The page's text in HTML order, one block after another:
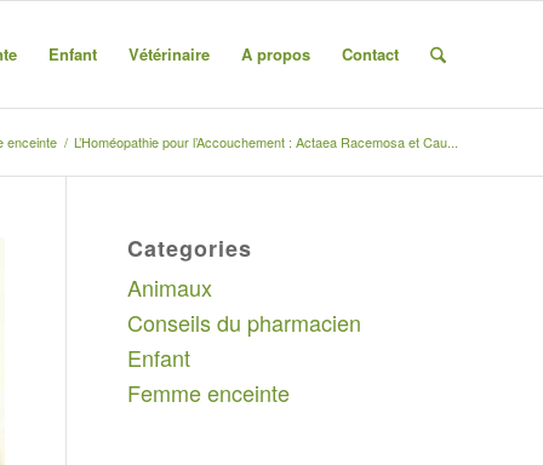
Enfant Vétérinaire A propos Contact
enceinte / L’Homéopathie pour l’Accouchement : Actaea Racemosa et Cau...
Categories
Animaux
Conseils du pharmacien
Enfant
Femme enceinte